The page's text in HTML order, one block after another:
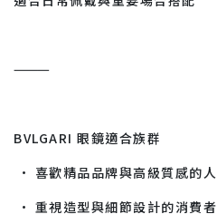
⸻
BVLGARI 眼鏡適合族群
• 喜歡精品品牌與高級質感的人
• 重視造型與細節設計的消費者